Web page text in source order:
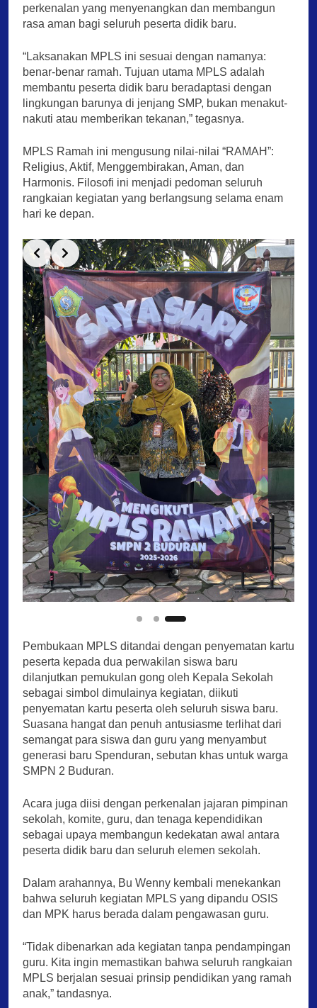
perkenalan yang menyenangkan dan membangun
rasa aman bagi seluruh peserta didik baru.
“Laksanakan MPLS ini sesuai dengan namanya:
benar-benar ramah. Tujuan utama MPLS adalah
membantu peserta didik baru beradaptasi dengan
lingkungan barunya di jenjang SMP, bukan menakut-
nakuti atau memberikan tekanan,” tegasnya.
MPLS Ramah ini mengusung nilai-nilai “RAMAH”:
Religius, Aktif, Menggembirakan, Aman, dan
Harmonis. Filosofi ini menjadi pedoman seluruh
rangkaian kegiatan yang berlangsung selama enam
hari ke depan.
Slide 3 of 3
Pembukaan MPLS ditandai dengan penyematan kartu
peserta kepada dua perwakilan siswa baru
dilanjutkan pemukulan gong oleh Kepala Sekolah
sebagai simbol dimulainya kegiatan, diikuti
penyematan kartu peserta oleh seluruh siswa baru.
Suasana hangat dan penuh antusiasme terlihat dari
semangat para siswa dan guru yang menyambut
generasi baru Spenduran, sebutan khas untuk warga
SMPN 2 Buduran.
Acara juga diisi dengan perkenalan jajaran pimpinan
sekolah, komite, guru, dan tenaga kependidikan
sebagai upaya membangun kedekatan awal antara
peserta didik baru dan seluruh elemen sekolah.
Dalam arahannya, Bu Wenny kembali menekankan
bahwa seluruh kegiatan MPLS yang dipandu OSIS
dan MPK harus berada dalam pengawasan guru.
“Tidak dibenarkan ada kegiatan tanpa pendampingan
guru. Kita ingin memastikan bahwa seluruh rangkaian
MPLS berjalan sesuai prinsip pendidikan yang ramah
anak,” tandasnya.